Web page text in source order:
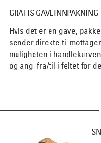
GRATIS GAVEINNPAKNING
Hvis det er en gave,
sender direkte til
muligheten i
og angi fra/til i feltet for